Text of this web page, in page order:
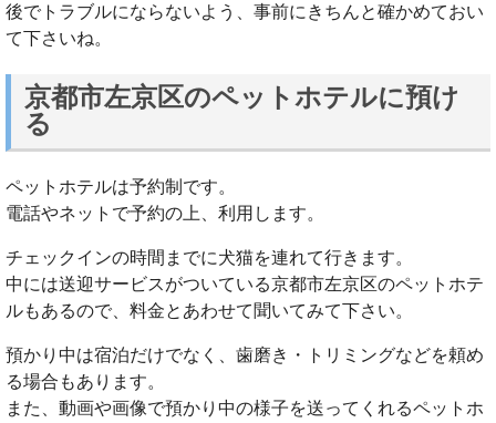
後でトラブルにならないよう、事前にきちんと確かめておい
て下さいね。
京都市左京区のペットホテルに預け
る
ペットホテルは予約制です。
電話やネットで予約の上、利用します。
チェックインの時間までに犬猫を連れて行きます。
中には送迎サービスがついている京都市左京区のペットホテ
ルもあるので、料金とあわせて聞いてみて下さい。
預かり中は宿泊だけでなく、歯磨き・トリミングなどを頼め
る場合もあります。
また、動画や画像で預かり中の様子を送ってくれるペットホ